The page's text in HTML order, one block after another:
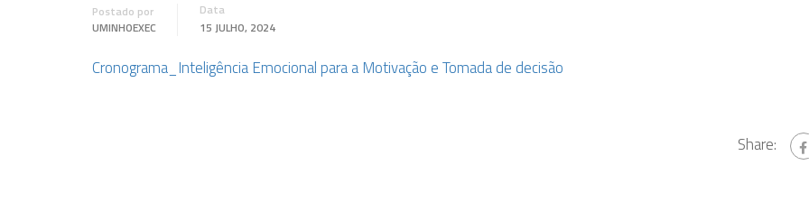
Postado por
UMINHOEXEC
Data
15 JULHO, 2024
Cronograma_Inteligência Emocional para a Motivação e Tomada de decisão
Share: